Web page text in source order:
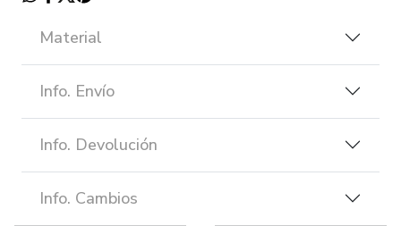
Material
Info. Envío
Info. Devolución
Info. Cambios